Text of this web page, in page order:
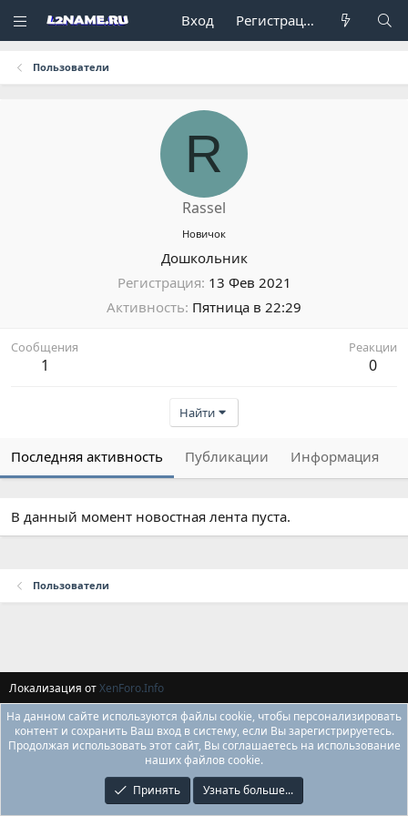
Вход Регистрация
Пользователи
R
Rassel
Новичок
Дошкольник
Регистрация 13 Фев 2021
Активность Пятница в 22:29
Сообщения
1
Реакции
0
Найти
Последняя активность Публикации Информация
В данный момент новостная лента пуста.
Пользователи
Локализация отXenForo.Info
На данном сайте используются файлы cookie, чтобы персонализировать
контент и сохранить Ваш вход в систему, если Вы зарегистрируетесь.
Продолжая использовать этот сайт, Вы соглашаетесь на использование
наших файлов cookie.
Принять
Узнать больше...